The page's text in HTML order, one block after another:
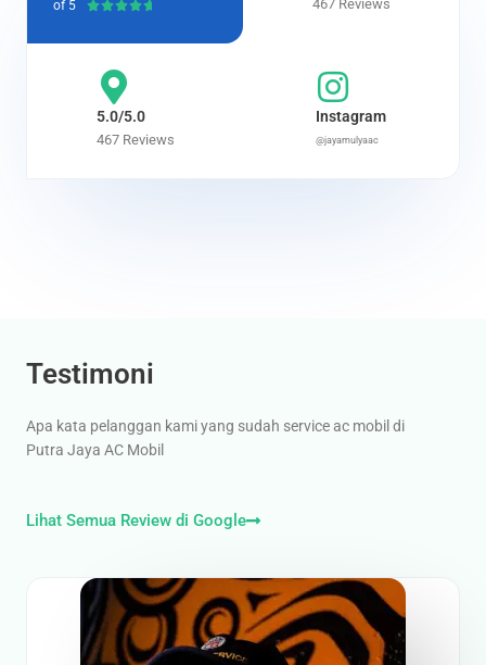
of 5  467 Reviews
5.0/5.0
467 Reviews
Instagram
@jayamulyaac
Testimoni
Apa kata pelanggan kami yang sudah service ac mobil di
Putra Jaya AC Mobil
Lihat Semua Review di Google